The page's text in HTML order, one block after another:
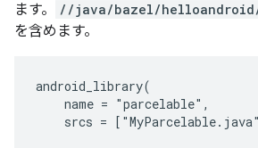
ます。
//java/bazel/helloandroid/
を含めます。
android_library(
    name = "parcelable",
srcs =